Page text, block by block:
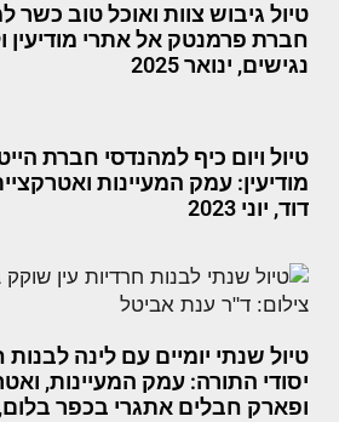
טיול גיבוש צוות ואוכל טוב כשר
חברת פרמנטק אל אתרי מודיעין
נגישים, ינואר 2025
טיול ויום כיף למהנדסי חברת
מודיעין: עמק המעיינות
דוד, יוני 2023
טיול שנתי יומיים עם לינה
יסודי התורה: עמק המעיינות,
ופארק חבלים אתגרי בכפר בלום, יוני